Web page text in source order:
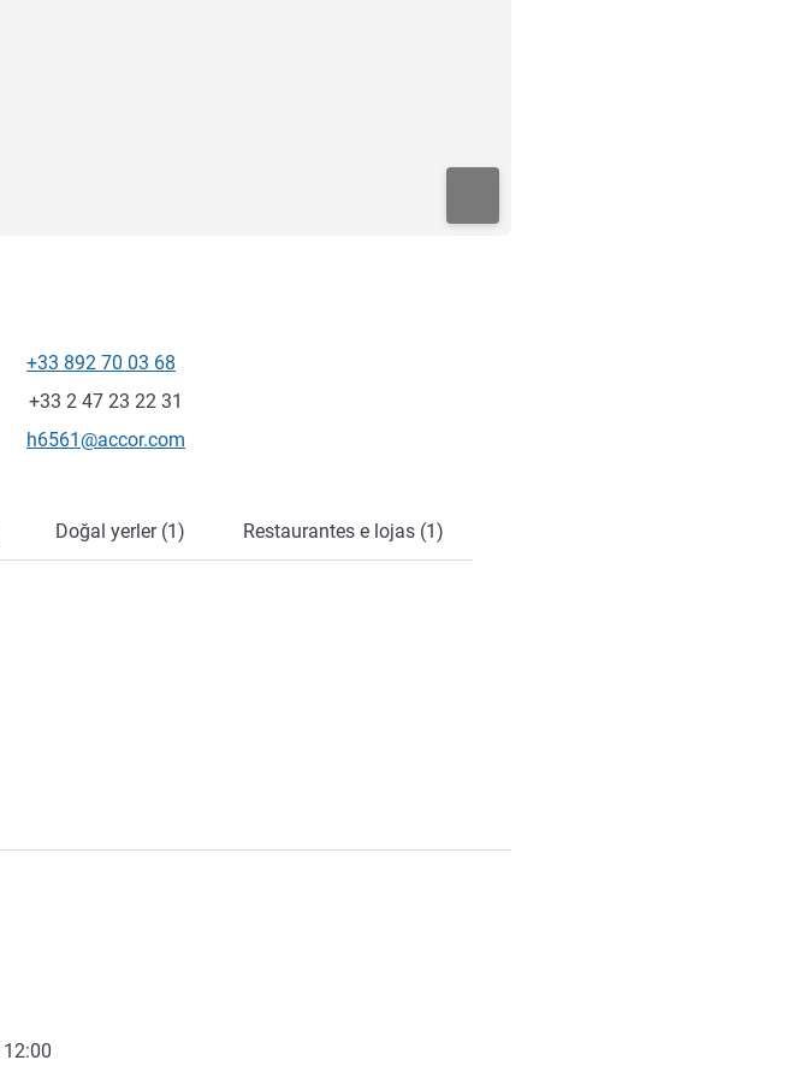
Telefon
+33 892 70 03 68
Faks
+33 2 47 23 22 31
İletişim için e-posta
h6561@accor.com
Doğal yerler (1) Restaurantes e lojas (1)
12:00